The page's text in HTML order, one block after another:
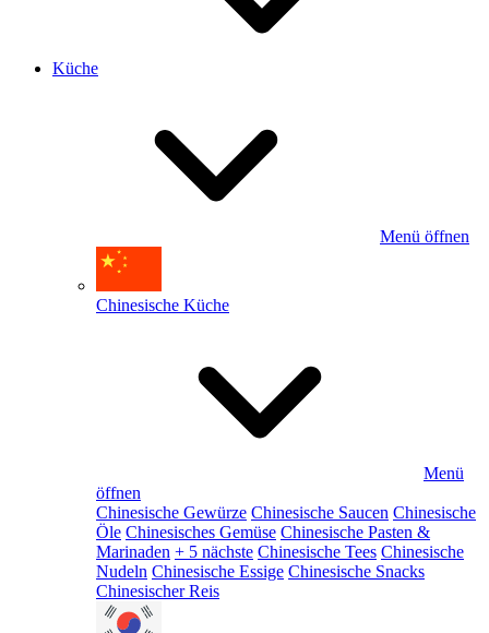
Küche
Menü öffnen
Chinesische Küche
Menü
öffnen
Chinesische Gewürze Chinesische Saucen Chinesische
Öle Chinesisches Gemüse Chinesische Pasten &
Marinaden + 5 nächste Chinesische Tees Chinesische
Nudeln Chinesische Essige Chinesische Snacks
Chinesischer Reis